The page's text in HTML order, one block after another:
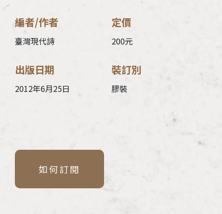
編者/作者
臺灣現代詩
定價
200元
出版日期
2012年6月25日
裝訂別
膠裝
如何訂閱